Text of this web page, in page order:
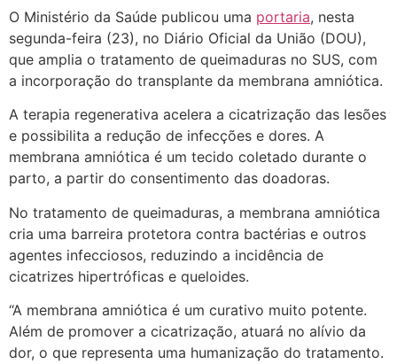
O Ministério da Saúde publicou uma portaria, nesta
segunda-feira (23), no Diário Oficial da União (DOU),
que amplia o tratamento de queimaduras no SUS, com
a incorporação do transplante da membrana amniótica.
A terapia regenerativa acelera a cicatrização das lesões
e possibilita a redução de infecções e dores. A
membrana amniótica é um tecido coletado durante o
parto, a partir do consentimento das doadoras.
No tratamento de queimaduras, a membrana amniótica
cria uma barreira protetora contra bactérias e outros
agentes infecciosos, reduzindo a incidência de
cicatrizes hipertróficas e queloides.
“A membrana amniótica é um curativo muito potente.
Além de promover a cicatrização, atuará no alívio da
dor, o que representa uma humanização do tratamento.